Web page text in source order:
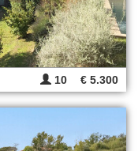
10 € 5.300